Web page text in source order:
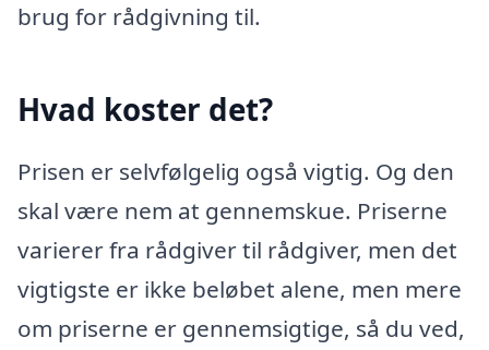
brug for rådgivning til.
Hvad koster det?
Prisen er selvfølgelig også vigtig. Og den
skal være nem at gennemskue. Priserne
varierer fra rådgiver til rådgiver, men det
vigtigste er ikke beløbet alene, men mere
om priserne er gennemsigtige, så du ved,